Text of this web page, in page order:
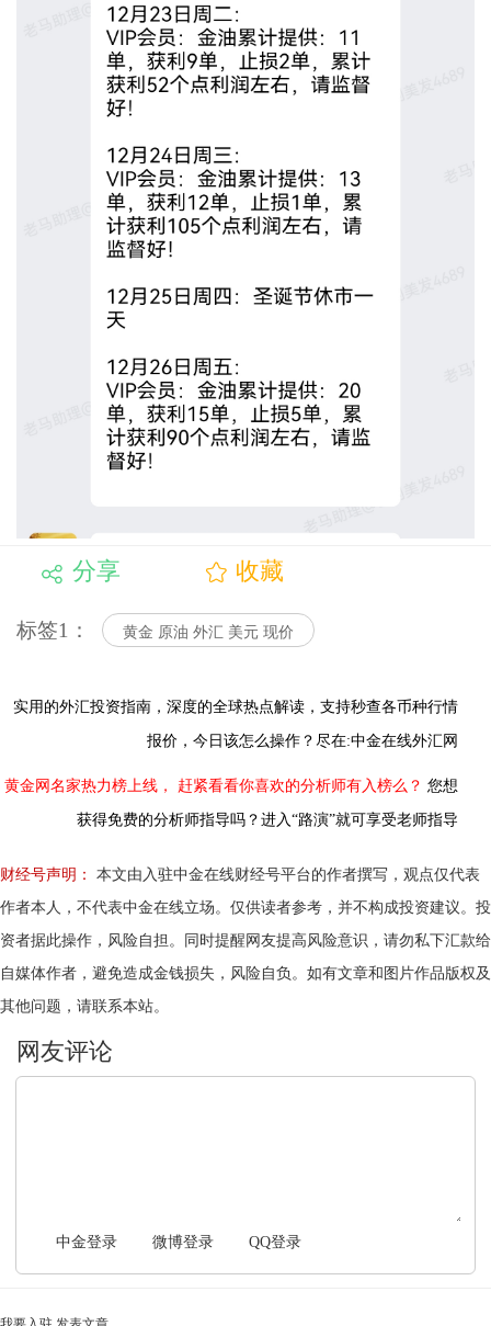
分享 收藏
标签1： 黄金 原油 外汇 美元 现价
实用的外汇投资指南， 深度的全球热点解读， 支持秒查各币种行情
报价，今日该怎么操作？尽在:中金在线外汇网
黄金网名家热力榜上线， 赶紧看看你喜欢的分析师有入榜么？ 您想
获得免费的分析师指导吗？进入“路演”就可享受老师指导
财经号声明：
本文由入驻中金在线财经号平台的作者撰写，观点仅代表
作者本人，不代表中金在线立场。仅供读者参考，并不构成投资建议。投
资者据此操作，风险自担。同时提醒网友提高风险意识，请勿私下汇款给
自媒体作者，避免造成金钱损失，风险自负。如有文章和图片作品版权及
其他问题，请联系本站。
中金登录 微博登录 QQ登录